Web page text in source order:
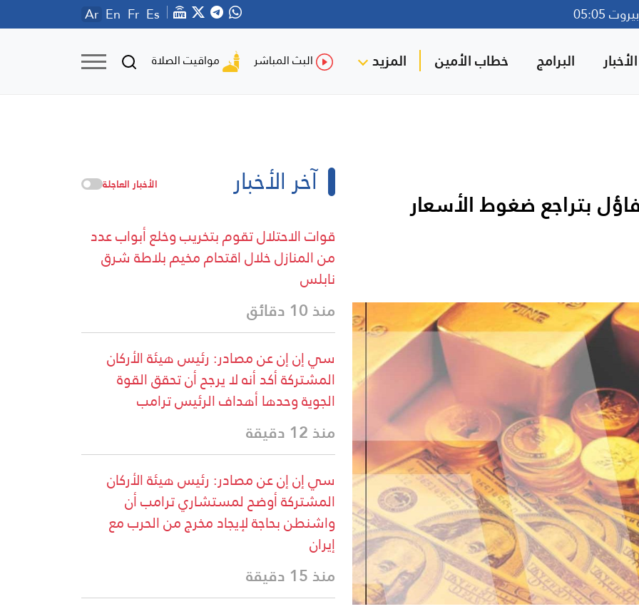
بيروت 05:05 Ar En Fr Es
البرامج خطاب الأمين المزيد البث المباشر مواقيت الصلاة
بتراجع ضغوط الأسعار
آخر الأخبار الأخبار العاجلة
قوات الاحتلال تقوم بتخريب وخلع أبواب عدد
من المنازل خلال اقتحام مخيم بلاطة شرق
نابلس
منذ 10 دقائق
سي إن إن عن مصادر: رئيس هيئة الأركان
المشتركة أكد أنه لا يرجح أن تحقق القوة
الجوية وحدها أهداف الرئيس ترامب
منذ 12 دقيقة
سي إن إن عن مصادر: رئيس هيئة الأركان
المشتركة أوضح لمستشاري ترامب أن
واشنطن بحاجة لإيجاد مخرج من الحرب مع
إيران
منذ 15 دقيقة